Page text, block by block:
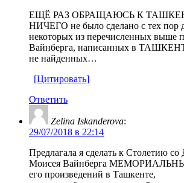
ЕЩЁ РАЗ ОБРАЩАЮСЬ К
НИЧЕГО не было сделано с тех пор
некоторых из перечисленных выше
Вайнберга, написанных в
не найденных…
[Цитировать]
Ответить
Zelina Iskanderova:
29/07/2018 в 22:14
Предлагала я сделать к Столетию
Моисея Вайнберга
его произведений в Ташкенте,